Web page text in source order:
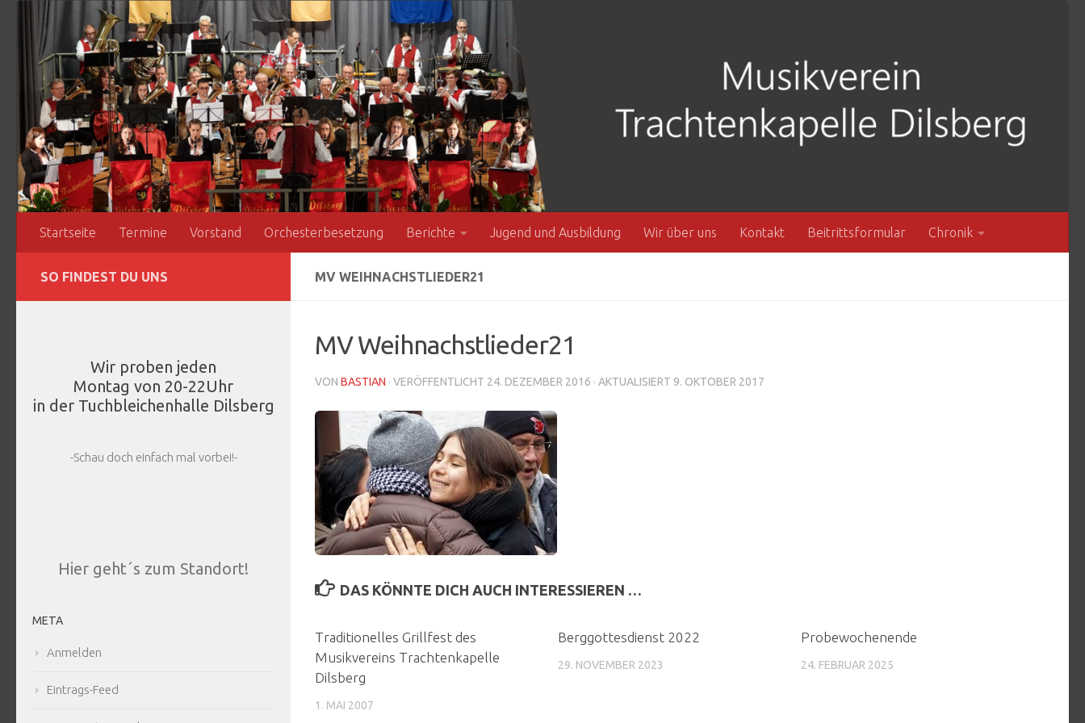
Zum Inhalt springen
Startseite Termine Vorstand Orchesterbesetzung Berichte Jugend und Ausbildung Wir über uns Kontakt Beitrittsformular Chronik
MV WEIHNACHSTLIEDER21
MV Weihnachstlieder21
VON BASTIAN · VERÖFFENTLICHT 24. DEZEMBER 2016 · AKTUALISIERT 9. OKTOBER 2017
DAS KÖNNTE DICH AUCH INTERESSIEREN …
Traditionelles Grillfest des
Musikvereins Trachtenkapelle
Dilsberg
1. MAI 2007
Berggottesdienst 2022
29. NOVEMBER 2023
Probewochenende
24. FEBRUAR 2025
SO FINDEST DU UNS
Wir proben jeden
Montag von 20-22Uhr
in der Tuchbleichenhalle Dilsberg
-Schau doch einfach mal vorbei!-
Hier geht´s zum Standort!
META
Anmelden
Eintrags-Feed